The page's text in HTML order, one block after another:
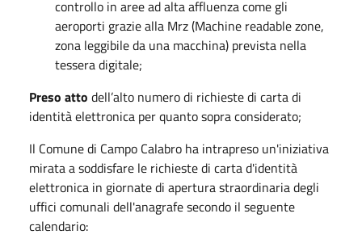
controllo in aree ad alta affluenza come gli
aeroporti grazie alla Mrz (Machine readable zone,
zona leggibile da una macchina) prevista nella
tessera digitale;
Preso atto dell’alto numero di richieste di carta di
identità elettronica per quanto sopra considerato;
Il Comune di Campo Calabro ha intrapreso un'iniziativa
mirata a soddisfare le richieste di carta d'identità
elettronica in giornate di apertura straordinaria degli
uffici comunali dell'anagrafe secondo il seguente
calendario: